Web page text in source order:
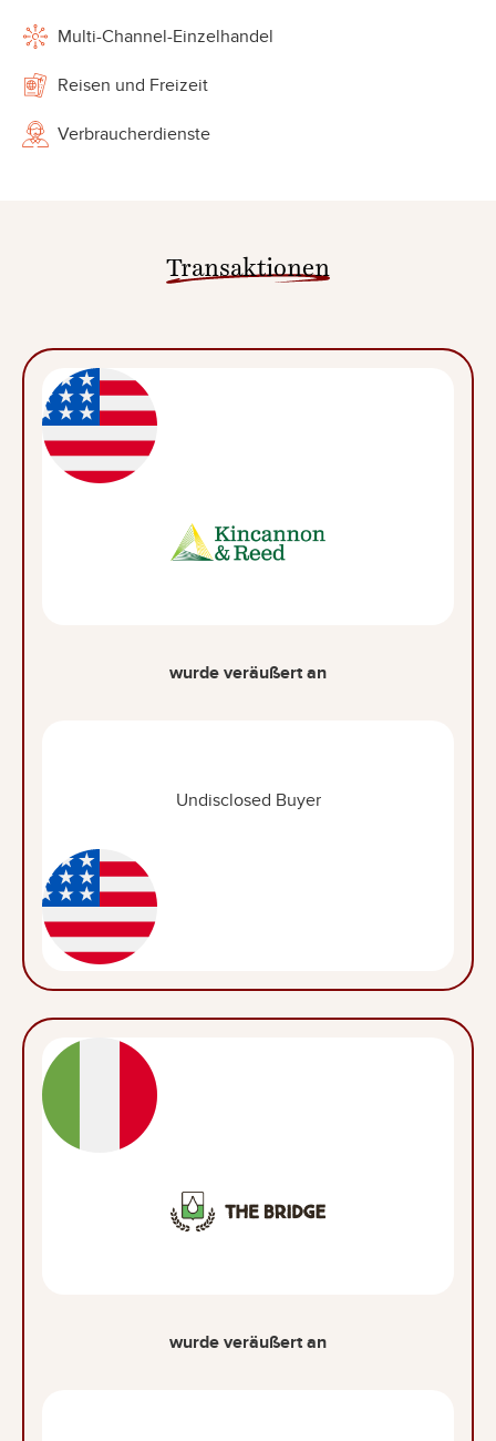
Multi-Channel-Einzelhandel
Reisen und Freizeit
Verbraucherdienste
Transaktionen
wurde veräußert an
Undisclosed Buyer
wurde veräußert an